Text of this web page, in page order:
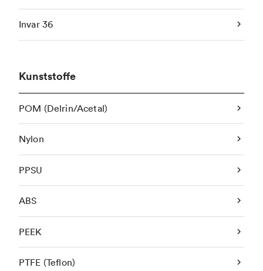
Invar 36
Kunststoffe
POM (Delrin/Acetal)
Nylon
PPSU
ABS
PEEK
PTFE (Teflon)